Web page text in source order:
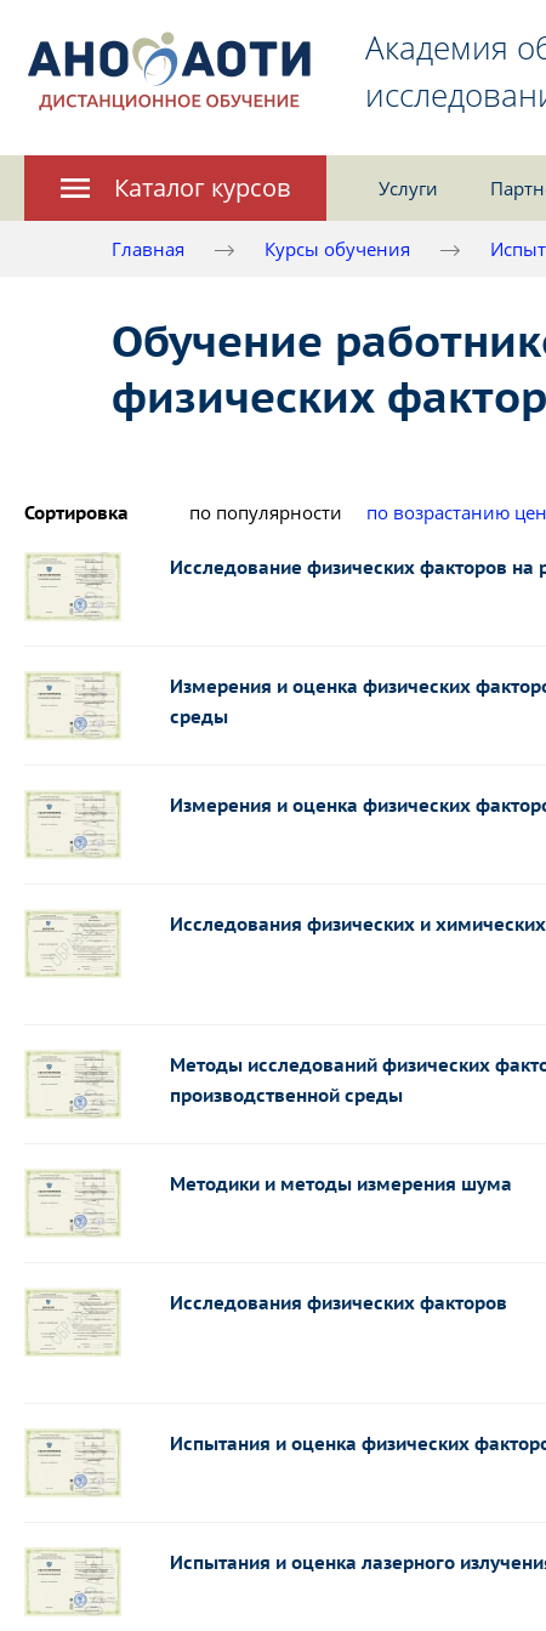
Академия
Каталог курсов Услуги
Главная Курсы обучения
Обучение
физических
Сортировка по популярности по возрастанию
Исследование физических факторов на
Измерения и оценка физических
среды
Измерения и оценка физических
Исследования физических и
Методы исследований физических
производственной среды
Методики и методы измерения шума
Исследования физических факторов
Испытания и оценка физических
Испытания и оценка лазерного